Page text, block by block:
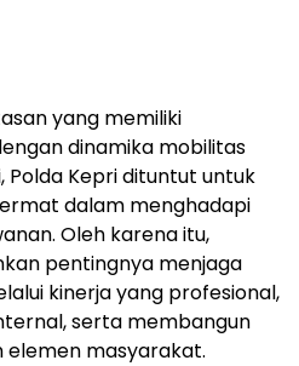
yang memiliki
dinamika mobilitas
Kepri dituntut untuk
dalam menghadapi
Oleh karena itu,
pentingnya menjaga
kinerja yang profesional,
serta membangun
elemen masyarakat.